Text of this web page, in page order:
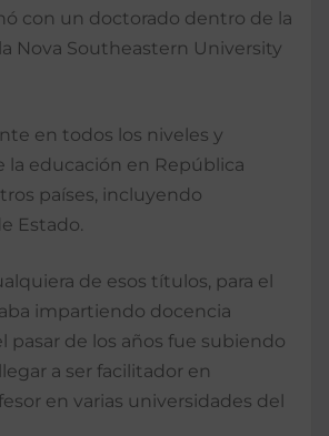
con un doctorado dentro de la
Nova Southeastern University
en todos los niveles y
la educación en República
países, incluyendo
Estado.
de esos títulos, para el
impartiendo docencia
pasar de los años fue subiendo
a ser facilitador en
en varias universidades del